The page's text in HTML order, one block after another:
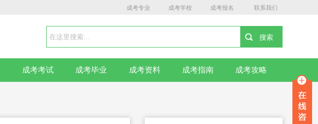
成考专业 成考学校 成考报名 联系我们
成考考试 成考毕业 成考资料 成考指南 成考攻略